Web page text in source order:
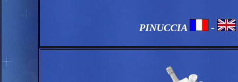
PINUCCIA -